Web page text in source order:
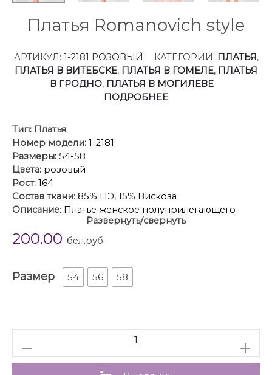
Платья Romanovich style
АРТИКУЛ: 1-2181 РОЗОВЫЙ КАТЕГОРИИ: ПЛАТЬЯ,
ПЛАТЬЯ В ВИТЕБСКЕ, ПЛАТЬЯ В ГОМЕЛЕ, ПЛАТЬЯ
В ГРОДНО, ПЛАТЬЯ В МОГИЛЕВЕ
ПОДРОБНЕЕ
Тип: Платья
Номер модели: 1-2181
Размеры: 54-58
Цвета: розовый
Рост: 164
Состав ткани: 85% ПЭ, 15% Вискоза
Описание: Платье женское полуприлегающего
силуэта, длиной за колено, относится к нарядной
торжественной одежде. Перед с двумя
воротника. Рукав втачной, короткий, одношовный.
Рукав без оката, верхняя часть обтачная, крепится к
слой – кружевной, нижний- ткань костюмно-
плательная. Длина спинки 107 см. Длина рукава 29
см
Развернуть/свернуть
200.00 бел.руб.
Размер 54 56 58